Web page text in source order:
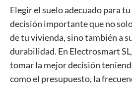
Elegir el suelo adecuado para
decisión importante que no
de tu vivienda, sino también a
durabilidad. En Electrosmart
tomar la mejor decisión
como el presupuesto, la